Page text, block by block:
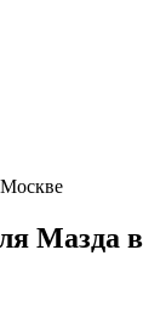
Мазда в